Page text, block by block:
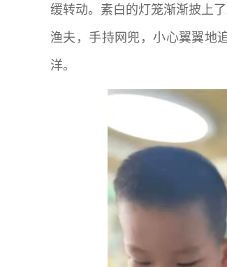
缓转动。素白的灯笼渐渐披上
渔夫，手持网兜，小心翼翼地
洋。